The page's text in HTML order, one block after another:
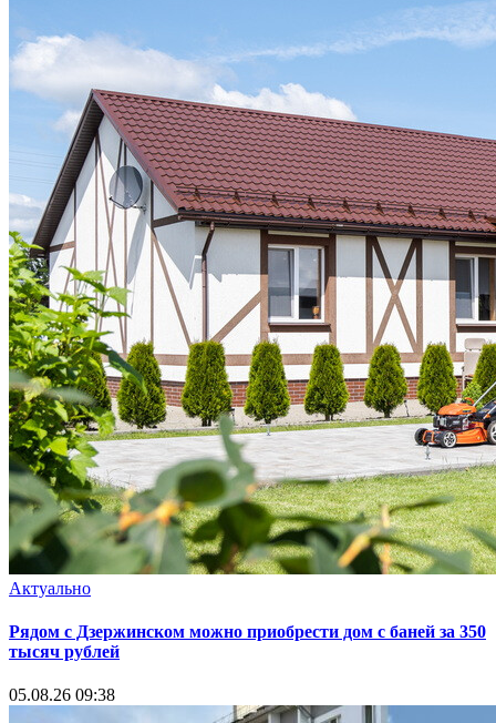
Актуально
Рядом с Дзержинском можно приобрести дом с баней за 350
тысяч рублей
05.08.26 09:38